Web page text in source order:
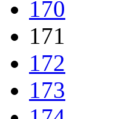
170
171
172
173